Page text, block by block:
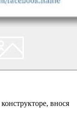
внося